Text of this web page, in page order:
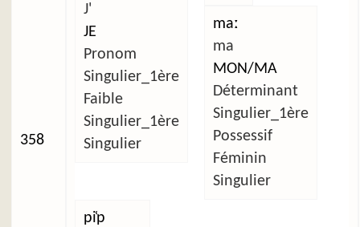
358
J'
JE
Pronom
Singulier_1ère
Faible
Singulier_1ère
Singulier
maː
ma
MON/MA
Déterminant
Singulier_1ère
Possessif
Féminin
Singulier
pi̜p